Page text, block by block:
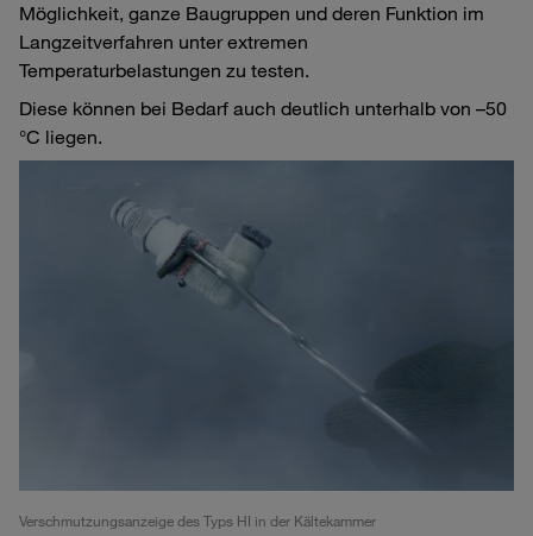
Möglichkeit, ganze Baugruppen und deren Funktion im
Langzeitverfahren unter extremen
Temperaturbelastungen zu testen.
Diese können bei Bedarf auch deutlich unterhalb von –50
°C liegen.
Verschmutzungsanzeige des Typs HI in der Kältekammer